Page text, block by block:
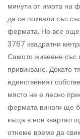
минути от имота на
да се похвали със
фермата. Но все
3767 квадратни
Самото живеене със
привикване. Докато
единственият
място не е лесно
фермата винаги ще
къща в нов квартал
отнеме време да